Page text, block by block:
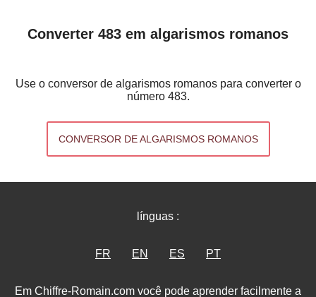
Converter 483 em algarismos romanos
Use o conversor de algarismos romanos para converter o
número 483.
CONVERSOR DE ALGARISMOS ROMANOS
línguas :
FR EN ES PT
Em Chiffre-Romain.com você pode aprender facilmente a